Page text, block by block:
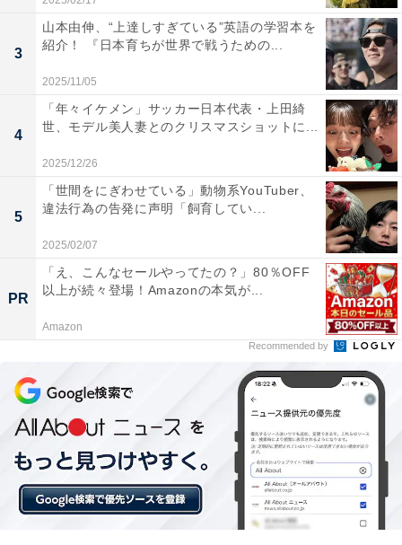
3
山本由伸、“上達しすぎている”英語の学習本を
紹介！ 『日本育ちが世界で戦うための...
2025/11/05
4
「年々イケメン」サッカー日本代表・上田綺
世、モデル美人妻とのクリスマスショットに...
2025/12/26
5
「世間をにぎわせている」動物系YouTuber、
違法行為の告発に声明「飼育してい...
2025/02/07
PR
「え、こんなセールやってたの？」80％OFF
以上が続々登場！Amazonの本気が...
Amazon
Recommended by